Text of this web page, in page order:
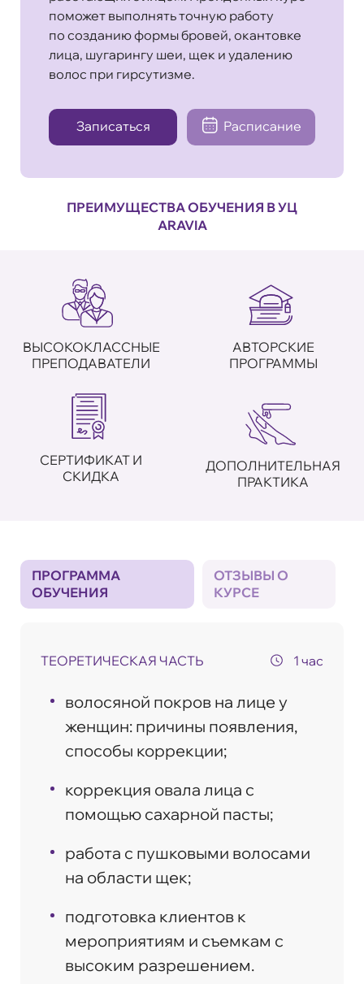
поможет выполнять точную работу
по созданию формы бровей, окантовке
лица, шугарингу шеи, щек и удалению
волос при гирсутизме.
Записаться Расписание
ПРЕИМУЩЕСТВА ОБУЧЕНИЯ В УЦ
ARAVIA
ВЫСОКОКЛАССНЫЕ
ПРЕПОДАВАТЕЛИ
АВТОРСКИЕ
ПРОГРАММЫ
СЕРТИФИКАТ И
СКИДКА
ДОПОЛНИТЕЛЬНАЯ
ПРАКТИКА
ПРОГРАММА
ОБУЧЕНИЯ
ОТЗЫВЫ О
КУРСЕ
ТЕОРЕТИЧЕСКАЯ ЧАСТЬ 1 час
волосяной покров на лице у
женщин: причины появления,
способы коррекции;
коррекция овала лица с
помощью сахарной пасты;
работа с пушковыми волосами
на области щек;
подготовка клиентов к
мероприятиям и съемкам с
высоким разрешением.